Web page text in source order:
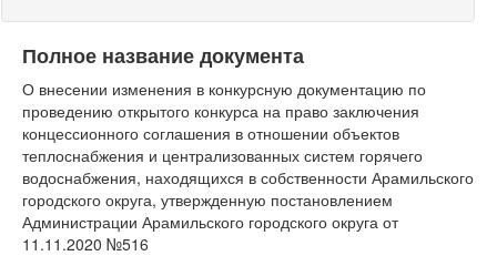
Полное название документа
О внесении изменения в конкурсную документацию по
проведению открытого конкурса на право заключения
концессионного соглашения в отношении объектов
теплоснабжения и централизованных систем горячего
водоснабжения, находящихся в собственности Арамильского
городского округа, утвержденную постановлением
Администрации Арамильского городского округа от
11.11.2020 №516